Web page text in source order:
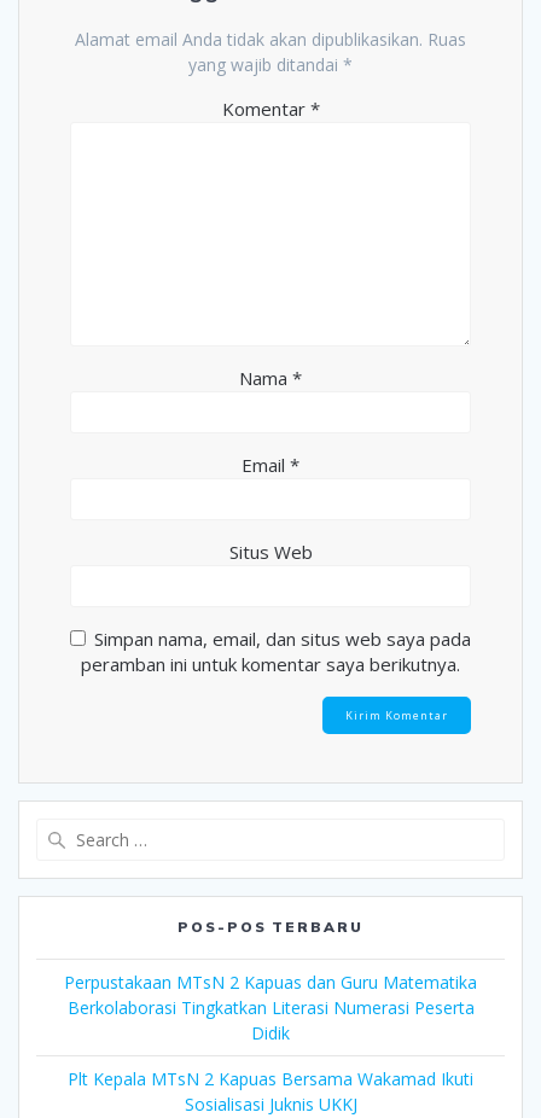
Alamat email Anda tidak akan dipublikasikan. Ruas
yang wajib ditandai *
Komentar *
Nama *
Email *
Situs Web
Simpan nama, email, dan situs web saya pada
peramban ini untuk komentar saya berikutnya.
POS-POS TERBARU
Perpustakaan MTsN 2 Kapuas dan Guru Matematika
Berkolaborasi Tingkatkan Literasi Numerasi Peserta
Didik
Plt Kepala MTsN 2 Kapuas Bersama Wakamad Ikuti
Sosialisasi Juknis UKKJ